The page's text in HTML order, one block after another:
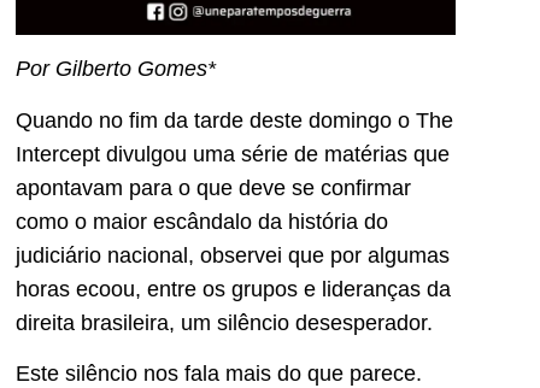
Por Gilberto Gomes*
Quando no fim da tarde deste domingo o The
Intercept divulgou uma série de matérias que
apontavam para o que deve se confirmar
como o maior escândalo da história do
judiciário nacional, observei que por algumas
horas ecoou, entre os grupos e lideranças da
direita brasileira, um silêncio desesperador.
Este silêncio nos fala mais do que parece.